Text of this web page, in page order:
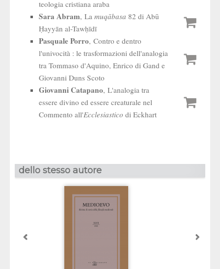
teologia cristiana araba
Sara Abram, La muqābasa 82 di Abū
Ḥayyān al-Tawḥīdī
Pasquale Porro, Contro e dentro
l'univocità : le trasformazioni dell'analogia
tra Tommaso d'Aquino, Enrico di Gand e
Giovanni Duns Scoto
Giovanni Catapano, L'analogia tra
essere divino ed essere creaturale nel
Commento all'Ecclesiastico di Eckhart
dello stesso autore